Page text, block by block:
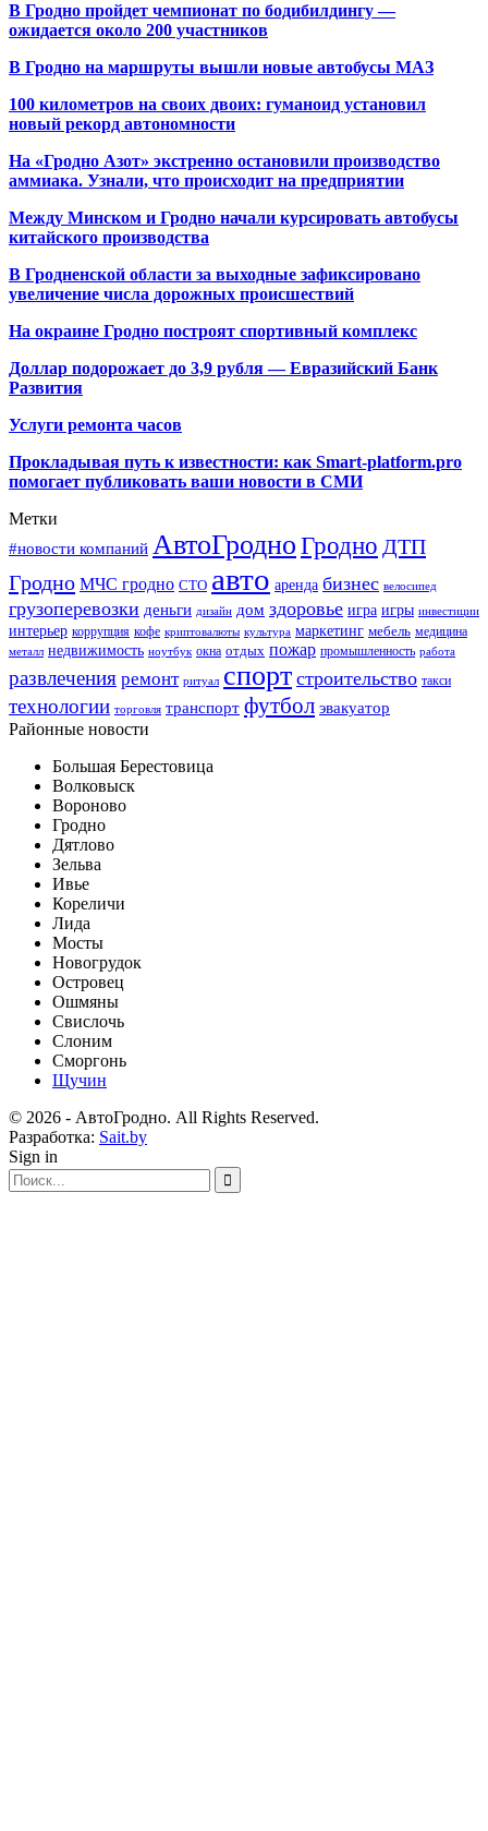
В Гродно пройдет чемпионат по бодибилдингу —
ожидается около 200 участников
В Гродно на маршруты вышли новые автобусы МАЗ
100 километров на своих двоих: гуманоид установил
новый рекорд автономности
На «Гродно Азот» экстренно остановили производство
аммиака. Узнали, что происходит на предприятии
Между Минском и Гродно начали курсировать автобусы
китайского производства
В Гродненской области за выходные зафиксировано
увеличение числа дорожных происшествий
На окраине Гродно построят спортивный комплекс
Доллар подорожает до 3,9 рубля — Евразийский Банк
Развития
Услуги ремонта часов
Прокладывая путь к известности: как Smart-platform.pro
помогает публиковать ваши новости в СМИ
Метки
#новости компаний АвтоГродноГродно ДТП
Гродно МЧС гродно СТО авто аренда бизнес велосипед
грузоперевозки деньги дизайн дом здоровье игра игры инвестиции
интерьер коррупция кофе криптовалюты культура маркетинг мебель медицина
металл недвижимость ноутбук окна отдых пожар промышленность работа
развлечения ремонт ритуал спорт строительство такси
технологии торговля транспорт футбол эвакуатор
Районные новости
Большая Берестовица
Волковыск
Вороново
Гродно
Дятлово
Зельва
Ивье
Кореличи
Лида
Мосты
Новогрудок
Островец
Ошмяны
Свислочь
Слоним
Сморгонь
Щучин
© 2026 - АвтоГродно. All Rights Reserved.
Разработка: Sait.by
Sign in